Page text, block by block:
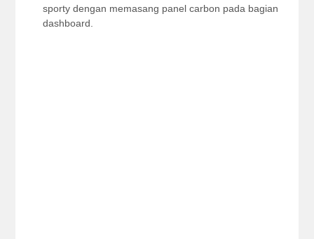
sporty dengan memasang panel carbon pada bagian
dashboard.